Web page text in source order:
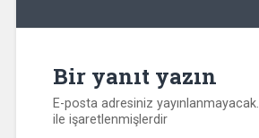
Bir yanıt yazın
E-posta adresiniz yayınlanmayacak.
ile işaretlenmişlerdir